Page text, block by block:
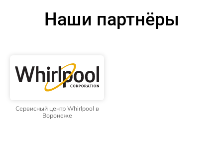
Наши партнёры
Сервисный центр Whirlpool в
Воронеже